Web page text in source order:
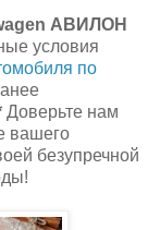
АВИЛОН
условия
по
Доверьте нам
вашего
безупречной